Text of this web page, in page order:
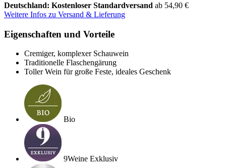
Deutschland: Kostenloser Standardversand ab 54,90 €
Weitere Infos zu Versand & Lieferung
Eigenschaften und Vorteile
Cremiger, komplexer Schauwein
Traditionelle Flaschengärung
Toller Wein für große Feste, ideales Geschenk
Bio
9Weine Exklusiv